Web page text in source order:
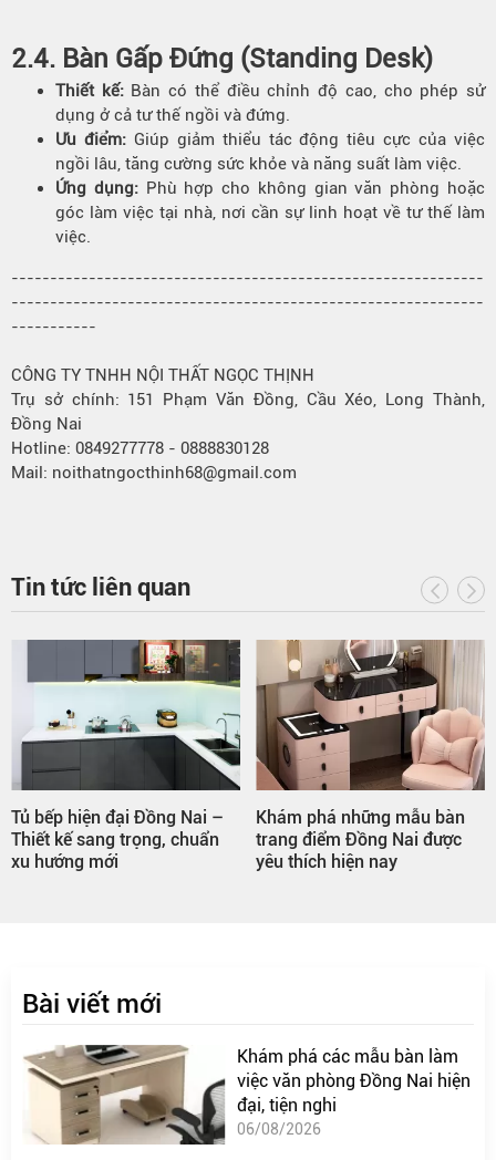
2.4. Bàn Gấp Đứng (Standing Desk)
Thiết kế:Bàn có thể điều chỉnh độ cao, cho phép sử
dụng ở cả tư thế ngồi và đứng.
Ưu điểm:Giúp giảm thiểu tác động tiêu cực của việc
ngồi lâu, tăng cường sức khỏe và năng suất làm việc.
Ứng dụng:Phù hợp cho không gian văn phòng hoặc
góc làm việc tại nhà, nơi cần sự linh hoạt về tư thế làm
việc.
-------------------------------------------------------------
-------------------------------------------------------------
-----------
CÔNG TY TNHH NỘI THẤT NGỌC THỊNH
Trụ sở chính: 151 Phạm Văn Đồng, Cầu Xéo, Long Thành,
Đồng Nai
Hotline: 0849277778 - 0888830128
Mail: noithatngocthinh68@gmail.com
Tin tức liên quan
Tủ bếp hiện đại Đồng Nai –
Thiết kế sang trọng, chuẩn
xu hướng mới
Khám phá những mẫu bàn
trang điểm Đồng Nai được
yêu thích hiện nay
Bài viết mới
Khám phá các mẫu bàn làm
việc văn phòng Đồng Nai hiện
đại, tiện nghi
06/08/2026